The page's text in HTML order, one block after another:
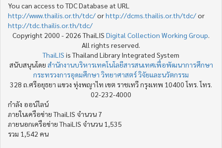
You can access to TDC Database at URL
http://www.thailis.or.th/tdc/orhttp://dcms.thailis.or.th/tdc/or
http://tdc.thailis.or.th/tdc/
Copyright 2000 - 2026 ThaiLIS Digital Collection Working Group
All rights reserved.
ThaiLIS is Thailand Library Integrated System
สนับสนุนโดย สำนักงานบริหารเทคโนโลยีสารสนเทศเพื่อพัฒนาการศึกษา
กระทรวงการอุดมศึกษา วิทยาศาสตร์ วิจัยและนวัตกรรม
328 ถ.ศรีอยุธยา แขวง ทุ่งพญาไท เขต ราชเทวี กรุงเทพ 10400 โทร. โทร.
02-232-4000
กำลัง ออน์ไลน์
ภายในเครือข่าย ThaiLIS จำนวน 7
ภายนอกเครือข่าย ThaiLIS จำนวน 1,535
รวม 1,542 คน